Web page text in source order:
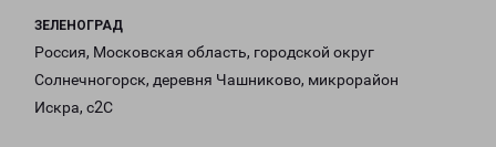
ЗЕЛЕНОГРАД
Россия, Московская область, городской округ
Солнечногорск, деревня Чашниково, микрорайон
Искра, с2С